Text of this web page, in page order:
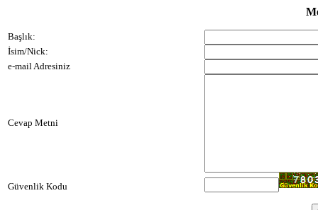
Başlık:
İsim/Nick:
e-mail Adresiniz
Cevap Metni
Güvenlik Kodu